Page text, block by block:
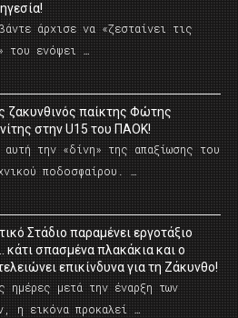
άρχισε να «ζεσταίνει τις
του ενόψει …
ζακυνθινός παίκτης Φώτης
στην U15 του ΠΑΟΚ!
την «δίνη» της απαξίωσης του
ποδοσφαίρου. …
Στάδιο παραμένει εργοτάξιο
κάτι σπασμένα πλακάκια και ο
επικίνδυνα για τη Ζάκυνθο!
ημέρες μετά την έναρξη των
η εικόνα προκαλεί …